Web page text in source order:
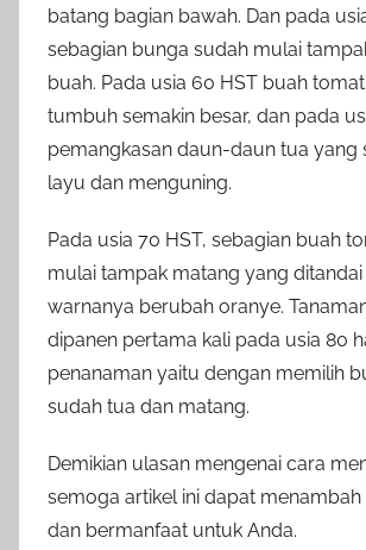
batang bagian bawah. Dan pada
sebagian bunga sudah mulai
buah. Pada usia 60 HST buah
tumbuh semakin besar, dan pada
pemangkasan daun-daun tua yang
layu dan menguning.
Pada usia 70 HST, sebagian buah
mulai tampak matang yang
warnanya berubah oranye.
dipanen pertama kali pada usia 80
penanaman yaitu dengan memilih
sudah tua dan matang.
Demikian ulasan mengenai cara
semoga artikel ini dapat
dan bermanfaat untuk Anda.